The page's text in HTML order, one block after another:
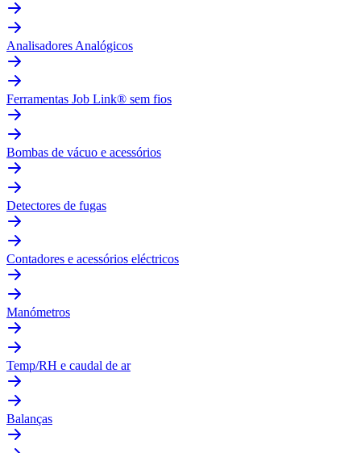
Analisadores Analógicos
Ferramentas Job Link® sem fios
Bombas de vácuo e acessórios
Detectores de fugas
Contadores e acessórios eléctricos
Manómetros
Temp/RH e caudal de ar
Balanças